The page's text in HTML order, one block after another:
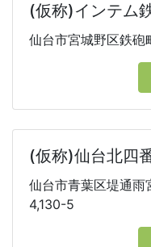
(仮称)インテム
仙台市宮城野区鉄
(仮称)仙台北四
仙台市青葉区堤通
4,130-5